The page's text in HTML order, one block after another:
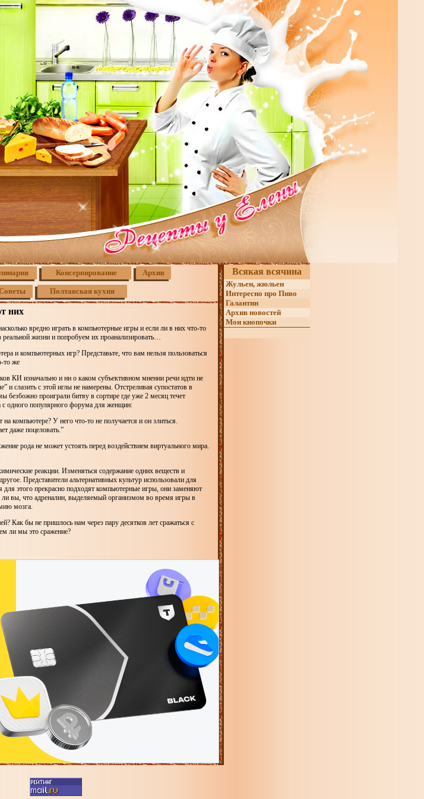
Консервирование Архив
Полтавская кухня
них
вредно играть в компьютерные игры и если ли в них что-то
реальной жизни и попробуем их проанализировать…
и компьютерных игр? Представьте, что вам нельзя пользоваться
то же
КИ изначально и ни о каком субъективном мнении речи идти не
и слазить с этой иглы не намерены. Отстреливая супостатов в
безбожно проиграли битву в сортире где уже 2 месяц течет
с одного популярного форума для женщин:
компьютере? У него что-то не получается и он злиться.
даже поцеловать.”
рода не может устоять перед воздействием виртуального мира.
реакции. Изменяться содержание одних веществ и
Представители альтернативных культур использовали для
для этого прекрасно подходят компьютерные игры, они заменяют
вы, что адреналин, выделяемый организмом во время игры в
мозга.
Как бы не пришлось нам через пару десятков лет сражаться с
ли мы это сражение?
Всякая всячина
Жульен, жюльен
Интересно про Пиво
Галантин
Архив новостей
Мои кнопочки